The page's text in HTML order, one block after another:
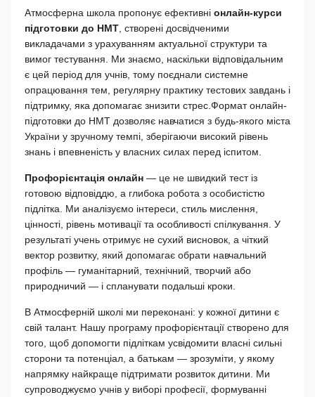
Атмосферна школа пропонує ефективні онлайн-курси
підготовки до НМТ , створені досвідченими
викладачами з урахуванням актуальної структури та
вимог тестування. Ми знаємо, наскільки відповідальним
є цей період для учнів, тому поєднали системне
опрацювання тем, регулярну практику тестових завдань і
підтримку, яка допомагає знизити стрес.Формат онлайн-
підготовки до НМТ дозволяє навчатися з будь-якого міста
України у зручному темпі, зберігаючи високий рівень
знань і впевненість у власних силах перед іспитом.
Профорієнтація онлайн — це не швидкий тест із
готовою відповіддю, а глибока робота з особистістю
підлітка. Ми аналізуємо інтереси, стиль мислення,
цінності, рівень мотивації та особливості спілкування. У
результаті учень отримує не сухий висновок, а чіткий
вектор розвитку, який допомагає обрати навчальний
профіль — гуманітарний, технічний, творчий або
природничий — і спланувати подальші кроки.
В Атмосферній школі ми переконані: у кожної дитини є
свій талант. Нашу програму профорієнтації створено для
того, щоб допомогти підліткам усвідомити власні сильні
сторони та потенціал, а батькам — зрозуміти, у якому
напрямку найкраще підтримати розвиток дитини. Ми
супроводжуємо учнів у виборі професії, формуванні